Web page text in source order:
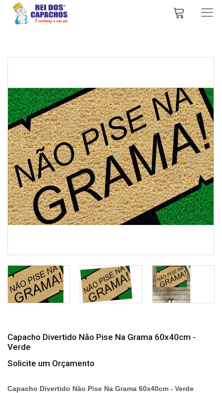
Capacho Divertido Não Pise Na Grama 60x40cm -
Verde
Solicite um Orçamento
Capacho Divertido Não Pise Na Grama 60x40cm - Verde